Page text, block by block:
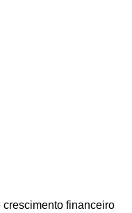
financeiro